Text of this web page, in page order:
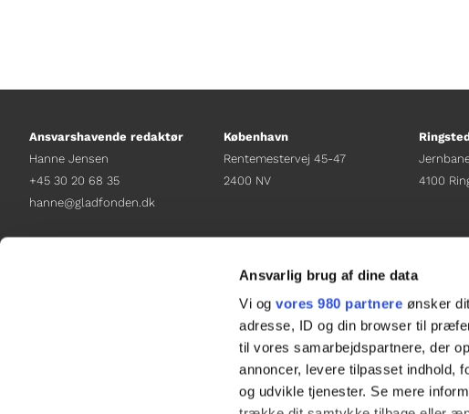
Ansvarlig brug af dine data
Vi ogvores 980 partnere ønsker
adresse, ID og din browser til
til vores samarbejdspartnere, der
annoncer, levere tilpasset indhold,
og udvikle tjenester. Se mere
Ansvarshavende redaktør
Hanne Jensen
+45 30 20 68 35
hanne@gladfonden.dk
København
Rentemestervej 45-47
2400 NV
+45 38 12 01 00
4100